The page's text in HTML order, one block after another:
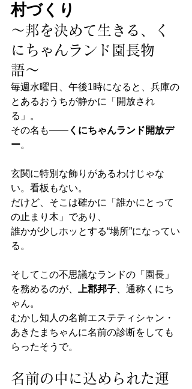
村づくり
〜邦を決めて生きる、く
にちゃんランド園長物
語〜
毎週水曜日、午後1時になると、兵庫の
とあるおうちが静かに「開放され
る」。
その名も—— くにちゃんランド開放デ
ー。
玄関に特別な飾りがあるわけじゃな
い。看板もない。
だけど、そこは確かに「誰かにとって
の止まり木」であり、
誰かが少しホッとする“場所”になってい
る。
そしてこの不思議なランドの「園長」
を務めるのが、
上郡邦子 、通称くにち
ゃん。
むかし知人の名前エステティシャン・
あきたまちゃんに名前の診断をしても
らったそうで。
名前の中に込められた運